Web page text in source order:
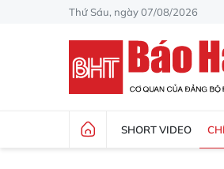
Thứ Sáu, ngày 07/08/2026
SHORT VIDEO